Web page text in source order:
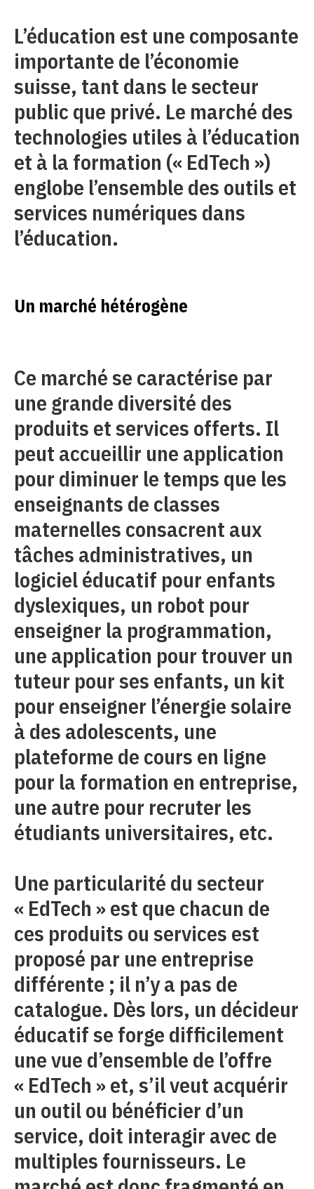
L’éducation est une composante
importante de l’économie
suisse, tant dans le secteur
public que privé. Le marché des
technologies utiles à l’éducation
et à la formation (« EdTech »)
englobe l’ensemble des outils et
services numériques dans
l’éducation.
Un marché hétérogène
Ce marché se caractérise par
une grande diversité des
produits et services offerts. Il
peut accueillir une application
pour diminuer le temps que les
enseignants de classes
maternelles consacrent aux
tâches administratives, un
logiciel éducatif pour enfants
dyslexiques, un robot pour
enseigner la programmation,
une application pour trouver un
tuteur pour ses enfants, un kit
pour enseigner l’énergie solaire
à des adolescents, une
plateforme de cours en ligne
pour la formation en entreprise,
une autre pour recruter les
étudiants universitaires, etc.
Une particularité du secteur
« EdTech » est que chacun de
ces produits ou services est
proposé par une entreprise
différente ; il n’y a pas de
catalogue. Dès lors, un décideur
éducatif se forge difficilement
une vue d’ensemble de l’offre
« EdTech » et, s’il veut acquérir
un outil ou bénéficier d’un
service, doit interagir avec de
multiples fournisseurs. Le